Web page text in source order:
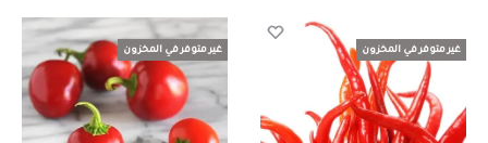
غير متوفر في المخزون غير متوفر في المخزون